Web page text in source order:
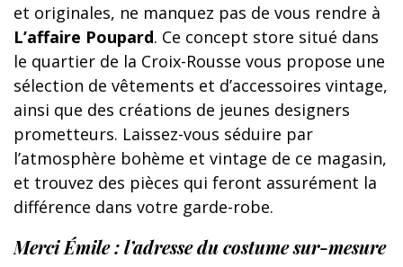
et originales, ne manquez pas de vous rendre à
L’affaire Poupard. Ce concept store situé dans
le quartier de la Croix-Rousse vous propose une
sélection de vêtements et d’accessoires vintage,
ainsi que des créations de jeunes designers
prometteurs. Laissez-vous séduire par
l’atmosphère bohème et vintage de ce magasin,
et trouvez des pièces qui feront assurément la
différence dans votre garde-robe.
Merci Émile : l’adresse du costume sur-mesure